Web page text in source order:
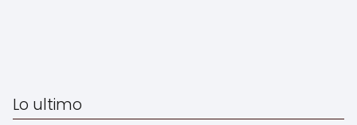
Lo ultimo